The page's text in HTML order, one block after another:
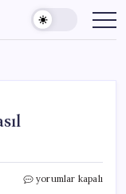
Kumar
yorumlar kapalı